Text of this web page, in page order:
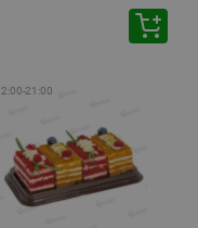
-21:00